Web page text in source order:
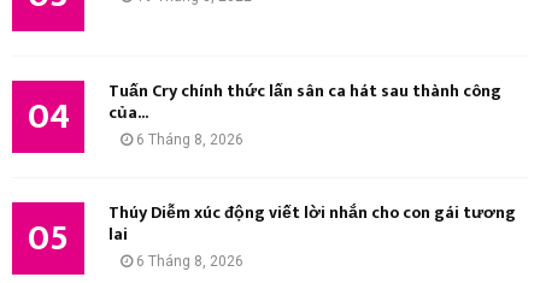
04 Tuấn Cry chính thức lấn sân ca hát sau thành công
của...
6 Tháng 8, 2026
05 Thúy Diễm xúc động viết lời nhắn cho con gái tương
lai
6 Tháng 8, 2026